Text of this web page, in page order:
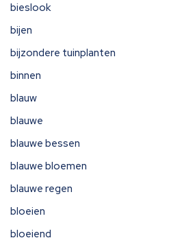
bieslook
bijen
bijzondere tuinplanten
binnen
blauw
blauwe
blauwe bessen
blauwe bloemen
blauwe regen
bloeien
bloeiend